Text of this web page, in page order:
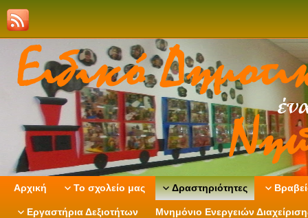
Αρχική Το σχολείο μας Δραστηριότητες
Εργαστήρια Δεξιοτήτων Μνημόνιο Ενεργειών